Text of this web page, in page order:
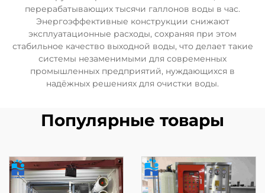
перерабатывающих тысячи галлонов воды в час.
Энергоэффективные конструкции снижают
эксплуатационные расходы, сохраняя при этом
стабильное качество выходной воды, что делает такие
системы незаменимыми для современных
промышленных предприятий, нуждающихся в
надёжных решениях для очистки воды.
Популярные товары